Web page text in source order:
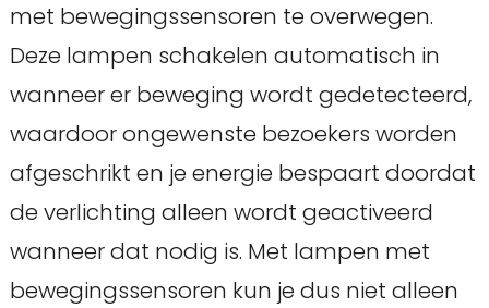
met bewegingssensoren te overwegen.
Deze lampen schakelen automatisch in
wanneer er beweging wordt gedetecteerd,
waardoor ongewenste bezoekers worden
afgeschrikt en je energie bespaart doordat
de verlichting alleen wordt geactiveerd
wanneer dat nodig is. Met lampen met
bewegingssensoren kun je dus niet alleen